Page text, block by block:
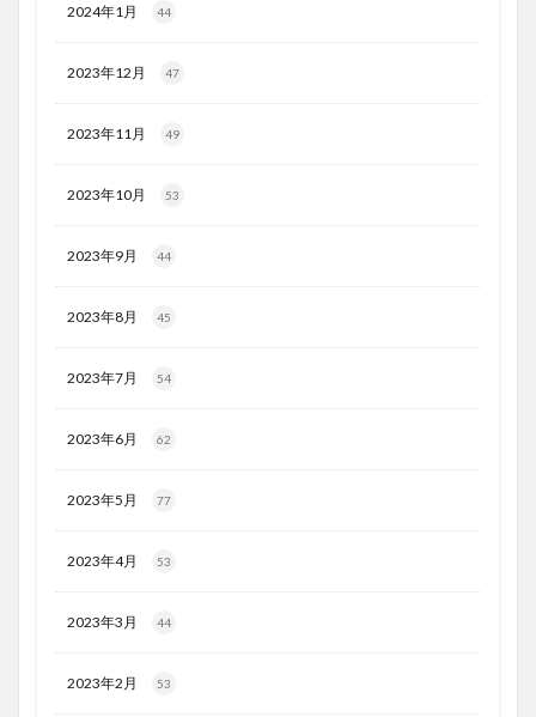
2024年1月 44
2023年12月 47
2023年11月 49
2023年10月 53
2023年9月 44
2023年8月 45
2023年7月 54
2023年6月 62
2023年5月 77
2023年4月 53
2023年3月 44
2023年2月 53